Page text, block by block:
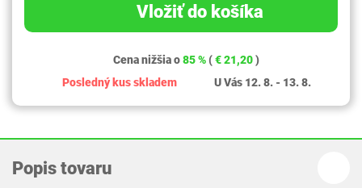
Vložiť do košíka
Cena nižšia o85 % (€ 21,20)
Posledný kus skladem
U Vás 12. 8. - 13. 8.
Popis tovaru